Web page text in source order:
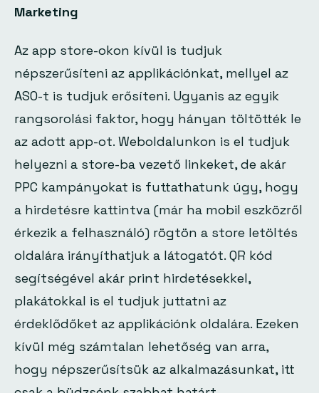
Marketing
Az app store-okon kívül is tudjuk
népszerűsíteni az applikációnkat, mellyel az
ASO-t is tudjuk erősíteni. Ugyanis az egyik
rangsorolási faktor, hogy hányan töltötték le
az adott app-ot. Weboldalunkon is el tudjuk
helyezni a store-ba vezető linkeket, de akár
PPC kampányokat is futtathatunk úgy, hogy
a hirdetésre kattintva (már ha mobil eszközről
érkezik a felhasználó) rögtön a store letöltés
oldalára irányíthatjuk a látogatót. QR kód
segítségével akár print hirdetésekkel,
plakátokkal is el tudjuk juttatni az
érdeklődőket az applikációnk oldalára. Ezeken
kívül még számtalan lehetőség van arra,
hogy népszerűsítsük az alkalmazásunkat, itt